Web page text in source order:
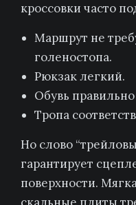
кроссовки часто
Маршрут не
голеностопа.
Рюкзак легкий.
Обувь
Тропа
Но слово
гарантирует
поверхности.